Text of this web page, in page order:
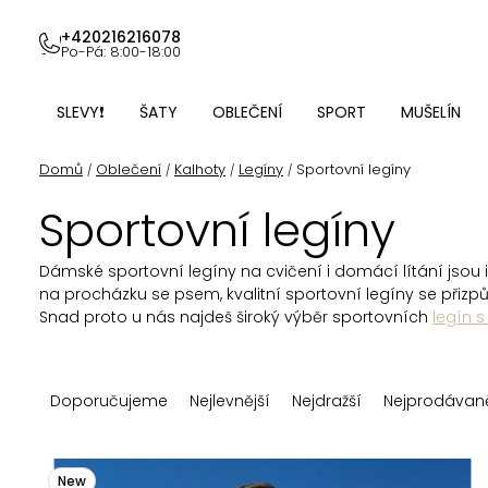
obsah
+420216216078
Po-Pá: 8:00-18:00
SLEVY❗ ŠATY OBLEČENÍ SPORT MUŠELÍN
Domů / Oblečení / Kalhoty / Legíny / Sportovní legíny
Sportovní legíny
Dámské sportovní legíny na cvičení i domácí lítání jsou
na procházku se psem, kvalitní sportovní legíny se
Snad proto u nás najdeš široký výběr sportovních legín
Ř
z
Doporučujeme Nejlevnější Nejdražší
New